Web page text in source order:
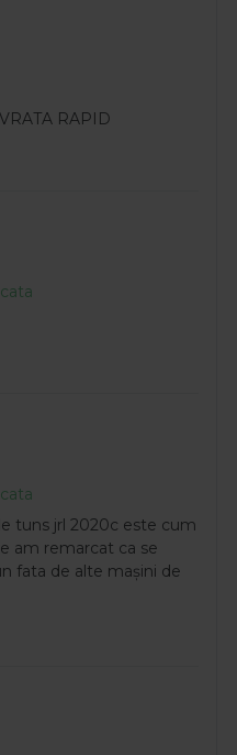
RAPID
tuns jrl 2020c este cum
am remarcat ca se
fata de alte mașini de